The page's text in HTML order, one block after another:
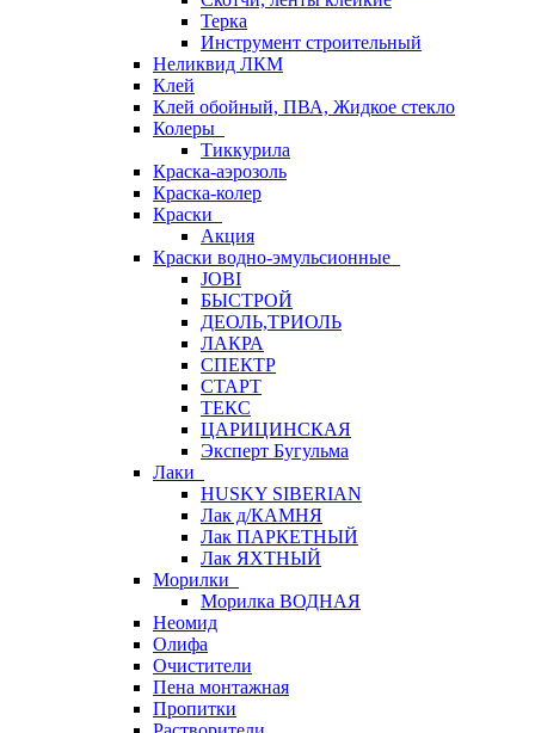
Терка
Инструмент строительный
Неликвид ЛКМ
Клей
Клей обойный, ПВА, Жидкое стекло
Колеры
Тиккурила
Краска-аэрозоль
Краска-колер
Краски
Акция
Краски водно-эмульсионные
JOBI
БЫСТРОЙ
ДЕОЛЬ,ТРИОЛЬ
ЛАКРА
СПЕКТР
СТАРТ
ТЕКС
ЦАРИЦИНСКАЯ
Эксперт Бугульма
Лаки
HUSKY SIBERIAN
Лак д/КАМНЯ
Лак ПАРКЕТНЫЙ
Лак ЯХТНЫЙ
Морилки
Морилка ВОДНАЯ
Неомид
Олифа
Очистители
Пена монтажная
Пропитки